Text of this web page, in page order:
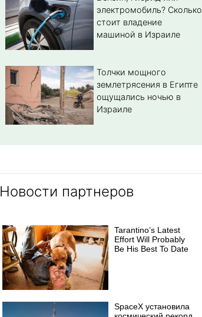
электромобиль? Cколько
стоит владение
машиной в Израиле
Толчки мощного
землетрясения в Египте
ощущались ночью в
Израиле
Новости партнеров
Tarantino’s Latest
Effort Will Probably
Be His Best To Date
SpaceX установила